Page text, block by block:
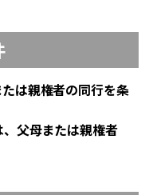
は親権者の同行を条
父母または親権者